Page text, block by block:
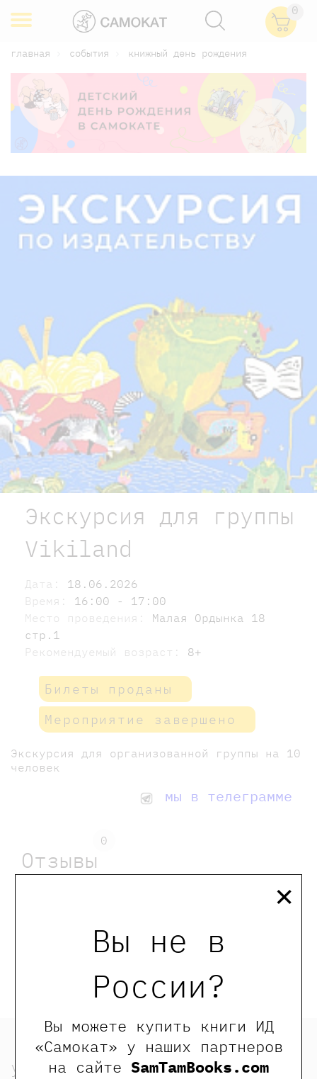
Вы не в
России?
Вы можете купить книги ИД
«Самокат» у наших партнеров
на сайте SamTamBooks.com
×
0
главная события книжный день рождения
Экскурсия для группы
Vikiland
Дата: 18.06.2026
Время: 16:00 - 17:00
Место проведения: Малая Ордынка 18
стр.1
Рекомендуемый возраст: 8+
Билеты проданы
Мероприятие завершено
Экскурсия для организованной группы на 10
человек
мы в телеграмме
Отзывы
0
Обращаем Ваше внимание, что отзывы могут
узнать